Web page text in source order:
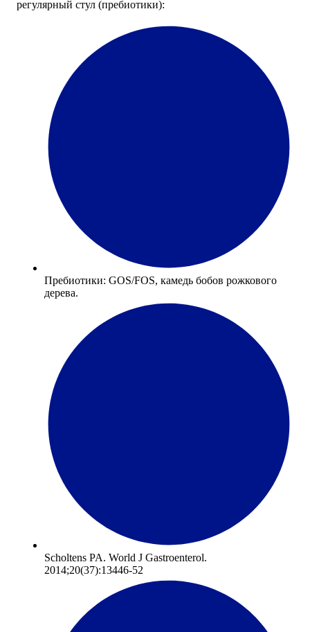
регулярный стул (пребиотики):
Пребиотики: GOS/FOS, камедь бобов рожкового
дерева.
Scholtens PA. World J Gastroenterol.
2014;20(37):13446-52